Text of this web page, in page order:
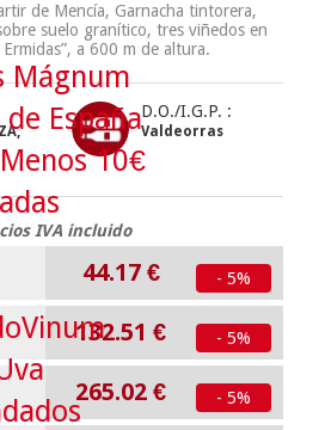
de Mencía, Garnacha tintorera,
suelo granítico, tres viñedos en
a 600 m de altura.
D.O./I.G.P. :
Valdeorras
IVA incluido
44.17 € - 5%
132.51 € - 5%
265.02 € - 5%
Mágnum
España
10€